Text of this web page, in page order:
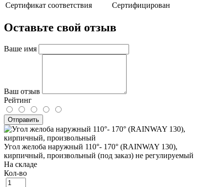
Сертификат соответствия
Сертифицирован
Оставьте свой отзыв
Ваше имя
Ваш отзыв
Рейтинг
Отправить
Угол желоба наружный 110°- 170° (RAINWAY 130),
кирпичный, произвольный (под заказ) не регулируемый
На складе
Кол-во